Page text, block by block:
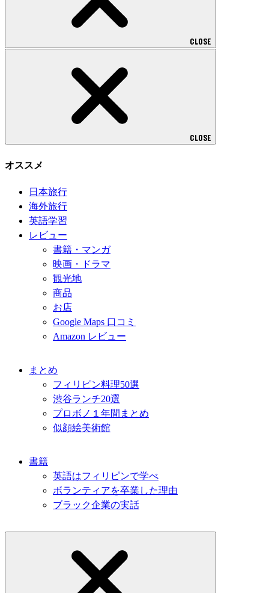
CLOSE
CLOSE
オススメ
日本旅行
海外旅行
英語学習
レビュー
書籍・マンガ
映画・ドラマ
観光地
商品
お店
Google Maps 口コミ
Amazon レビュー
まとめ
フィリピン料理50選
渋谷ランチ20選
プロボノ１年間まとめ
似顔絵美術館
書籍
英語はフィリピンで学べ
ボランティアを卒業した理由
ブラック企業の実話